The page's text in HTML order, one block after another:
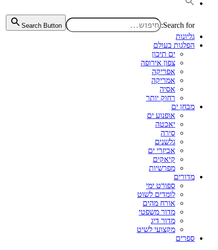
Search for:
Search Button
גליונות
הפלגות בעולם
ים תיכון
צפון אירופה
אפריקה
אמריקה
אסיה
רחוק יותר
מבחן ים
אופנוע ים
יאכטה
סירה
גלשנים
אביזרי ים
קיאקים
מפרשיות
מדורים
ספורט ימי
לומדים לשוט
אורח מהים
מדור משפטי
מדור דיג
מקצועי לשיט
ספרים